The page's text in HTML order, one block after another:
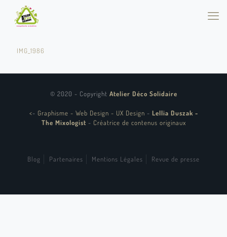
IMG_1986
© 2020 - Copyright Atelier Déco Solidaire
<- Graphisme - Web Design - UX Design - Lellia Duszak -
The Mixologist - Créatrice de contenus originaux
Blog Partenaires Mentions Légales Revue de presse